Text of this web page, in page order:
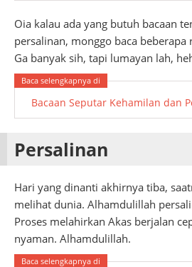
Oia kalau ada yang butuh bacaan
persalinan, monggo baca beberapa
Ga banyak sih, tapi lumayan lah,
Bacaan Seputar Kehamilan dan
Persalinan
Hari yang dinanti akhirnya tiba,
melihat dunia. Alhamdulillah
Proses melahirkan Akas berjalan
nyaman. Alhamdulillah.